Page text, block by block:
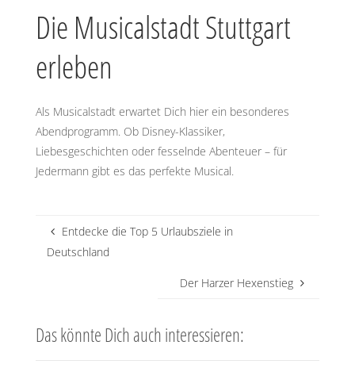
Die Musicalstadt Stuttgart
erleben
Als Musicalstadt erwartet Dich hier ein besonderes
Abendprogramm. Ob Disney-Klassiker,
Liebesgeschichten oder fesselnde Abenteuer – für
Jedermann gibt es das perfekte Musical.
Entdecke die Top 5 Urlaubsziele in
Deutschland
Der Harzer Hexenstieg
Das könnte Dich auch interessieren: